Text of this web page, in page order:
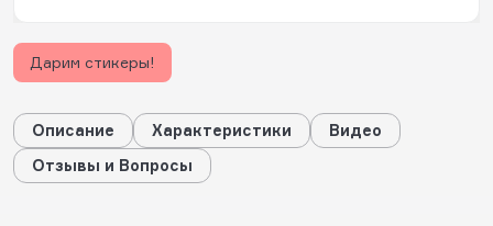
Дарим стикеры!
Описание Характеристики
Видео
Отзывы и Вопросы